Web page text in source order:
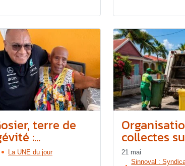
terre de
:...
La UNE du jour
collectes
21 mai
Sinnoval :